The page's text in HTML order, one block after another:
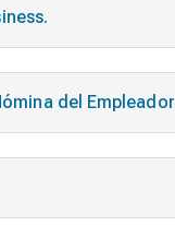
del Empleador